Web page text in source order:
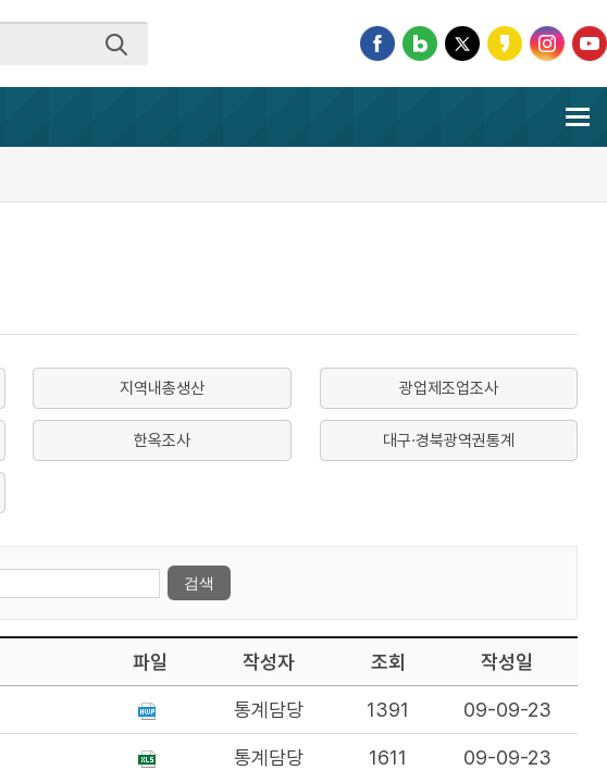
지역내총생산 광업제조업조사
한옥조사 대구·경북광역권통계
파일 작성자 조회 작성일
통계담당 1391 09-09-23
통계담당 1611 09-09-23